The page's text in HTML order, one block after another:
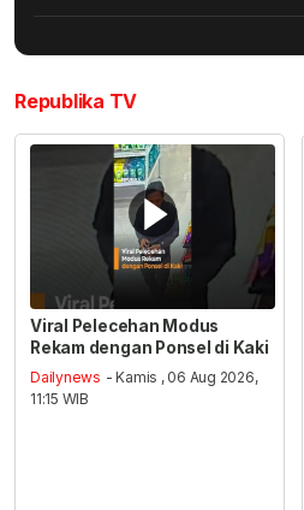
Republika TV
Viral Pelecehan Modus
Rekam dengan Ponsel di Kaki
Dailynews - Kamis , 06 Aug 2026,
11:15 WIB